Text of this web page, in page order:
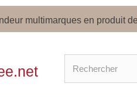
multimarques en produit